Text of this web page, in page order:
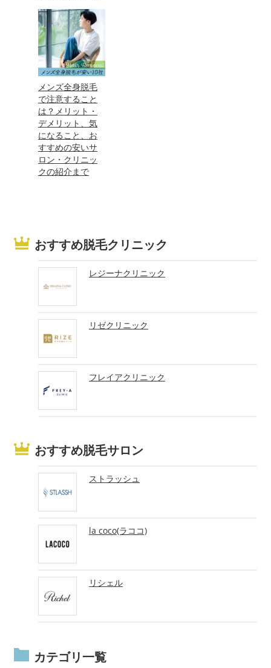
メンズ全身脱毛
で注意すること
は？メリット・
デメリット、気
になること、お
すすめの安いサ
ロン・クリニッ
クの紹介まで
おすすめ脱毛クリニック
レジーナクリニック
リゼクリニック
フレイアクリニック
おすすめ脱毛サロン
ストラッシュ
la coco(ラココ)
リシェル
カテゴリ一覧